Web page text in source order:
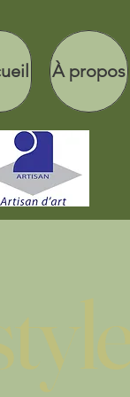
À propos